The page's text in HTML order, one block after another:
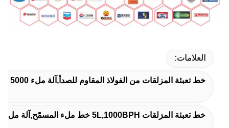
العلامات:
خط تعبئة المزلقات من الفولاذ المقاوم للصدأ,آلة ملء 5000 مل من المزلقات,خط تعبئة المزلقات SUS304
خط تعبئة المزلقات 5L,1000BPH خط ملء المسمّح,آلة ملء 5000 مل من المزلقات